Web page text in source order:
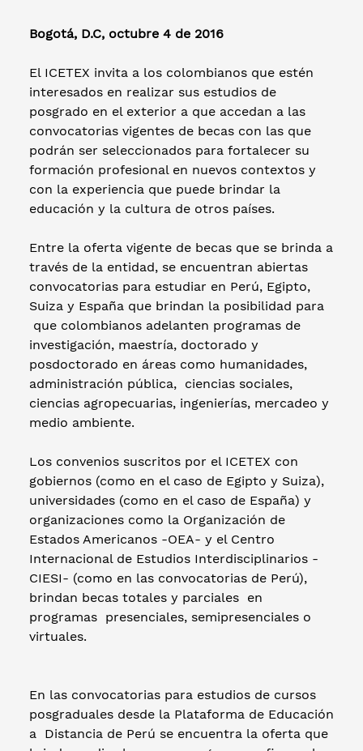
Bogotá, D.C, octubre 4 de 2016
El ICETEX invita a los colombianos que estén
interesados en realizar sus estudios de
posgrado en el exterior a que accedan a las
convocatorias vigentes de becas con las que
podrán ser seleccionados para fortalecer su
formación profesional en nuevos contextos y
con la experiencia que puede brindar la
educación y la cultura de otros países.
Entre la oferta vigente de becas que se brinda a
través de la entidad, se encuentran abiertas
convocatorias para estudiar en Perú, Egipto,
Suiza y España que brindan la posibilidad para
que colombianos adelanten programas de
investigación, maestría, doctorado y
posdoctorado en áreas como humanidades,
administración pública, ciencias sociales,
ciencias agropecuarias, ingenierías, mercadeo y
medio ambiente.
Los convenios suscritos por el ICETEX con
gobiernos (como en el caso de Egipto y Suiza),
universidades (como en el caso de España) y
organizaciones como la Organización de
Estados Americanos -OEA- y el Centro
Internacional de Estudios Interdisciplinarios -
CIESI- (como en las convocatorias de Perú),
brindan becas totales y parciales en
programas presenciales, semipresenciales o
virtuales.
En las convocatorias para estudios de cursos
posgraduales desde la Plataforma de Educación
a Distancia de Perú se encuentra la oferta que